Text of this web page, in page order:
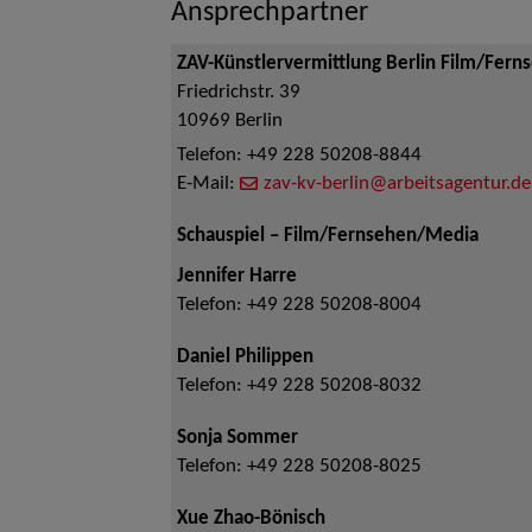
Ansprechpartner
ZAV-Künstlervermittlung Berlin Film/
Friedrichstr. 39
10969 Berlin
Telefon: +49 228 50208-8844
E-Mail:
zav-kv-berlin@arbeitsagentur.de
Schauspiel – Film/Fernsehen/Media
Jennifer Harre
Telefon: +49 228 50208-8004
Daniel Philippen
Telefon: +49 228 50208-8032
Sonja Sommer
Telefon: +49 228 50208-8025
Xue Zhao-Bönisch